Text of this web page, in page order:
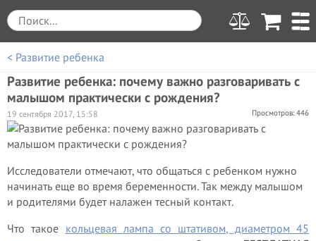
< Развитие ребенка
Развитие ребенка: почему важно разговаривать с
малышом практически с рождения?
Просмотров: 446
19 сентября 2017, 15:58
Исследователи отмечают, что общаться с ребенком нужно
начинать еще во время беременности. Так между малышом
и родителями будет налажен тесный контакт.
Что такое кольцевая лампа со штативом, диаметром 45